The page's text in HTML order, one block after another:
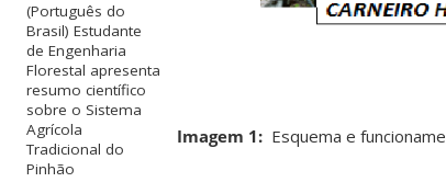
(Português do
Brasil) Estudante
de Engenharia
Florestal apresenta
resumo científico
sobre o Sistema
Agrícola
Tradicional do
Pinhão
Imagem 1: Esquema e